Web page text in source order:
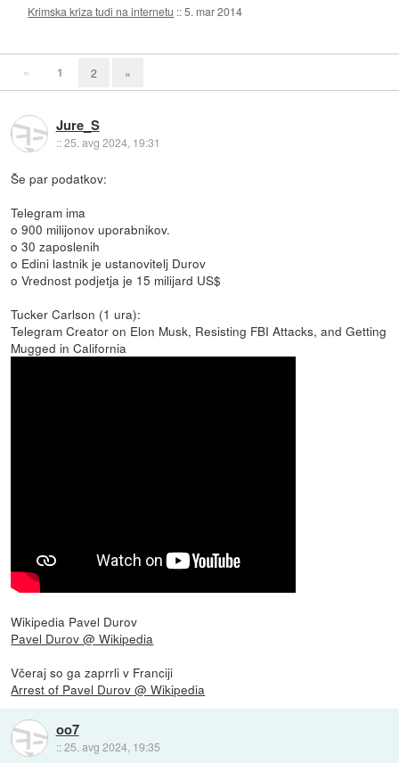
Krimska kriza tudi na internetu ::5. mar 2014
« 1 2 »
Jure_S
::25. avg 2024, 19:31
Še par podatkov:
Telegram ima
o 900 milijonov uporabnikov.
o 30 zaposlenih
o Edini lastnik je ustanovitelj Durov
o Vrednost podjetja je 15 milijard US$
Tucker Carlson (1 ura):
Telegram Creator on Elon Musk, Resisting FBI Attacks, and Getting
Mugged in California
Wikipedia Pavel Durov
Pavel Durov @ Wikipedia
Včeraj so ga zaprrli v Franciji
Arrest of Pavel Durov @ Wikipedia
oo7
::25. avg 2024, 19:35